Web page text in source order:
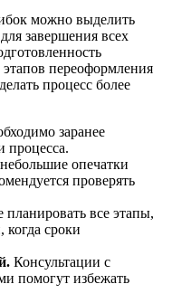
можно выделить
завершения всех
переоформления
процесс более
заранее
процесса.
опечатки
проверять
планировать все этапы,
когда сроки
Консультации с
помогут избежать